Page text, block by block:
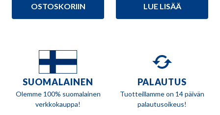
310,00 €.
269,90 €.
OSTOSKORIIN
27,90 €.
23,90 €.
LUE LISÄÄ
SUOMALAINEN
Olemme 100% suomalainen
verkkokauppa!
PALAUTUS
Tuotteillamme on 14 päivän
palautusoikeus!